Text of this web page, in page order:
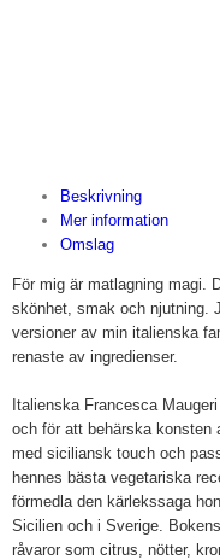
Beskrivning
Mer information
Omslag
För mig är matlagning magi.
skönhet, smak och njutning.
versioner av min italienska
renaste av ingredienser.
Italienska Francesca
och för att behärska konsten
med siciliansk touch och
hennes bästa vegetariska
förmedla den kärlekssaga
Sicilien och i Sverige.
råvaror som citrus, nötter,